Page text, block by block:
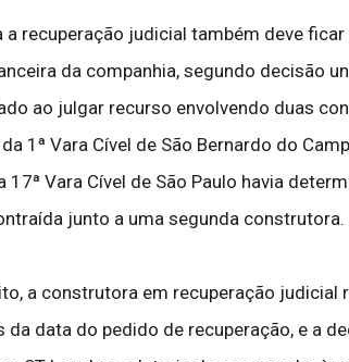
recuperação judicial também deve
da companhia, segundo decisão
ao julgar recurso envolvendo duas
1ª Vara Cível de São Bernardo do
Vara Cível de São Paulo havia
junto a uma segunda construtora.
a construtora em recuperação
data do pedido de recuperação, e a